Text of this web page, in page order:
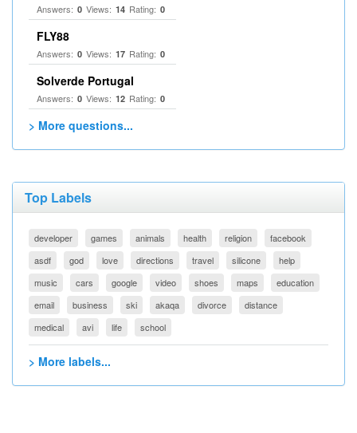
Answers: 0 Views: 14 Rating: 0
FLY88
Answers: 0 Views: 17 Rating: 0
Solverde Portugal
Answers: 0 Views: 12 Rating: 0
> More questions...
Top Labels
developer games animals health religion
facebook
asdf
god love directions travel silicone
help
music
cars google video shoes maps
education
email
business ski akaqa divorce
distance
medical
avi life school
> More labels...